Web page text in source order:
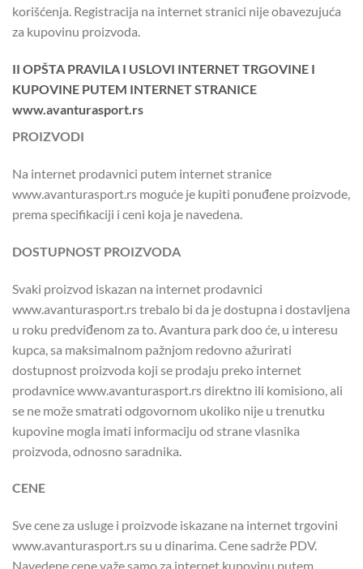
korišćenja. Registracija na internet stranici nije obavezujuća
za kupovinu proizvoda.
II OPŠTA PRAVILA I USLOVI INTERNET TRGOVINE I
KUPOVINE PUTEM INTERNET STRANICE
www.avanturasport.rs
PROIZVODI
Na internet prodavnici putem internet stranice
www.avanturasport.rs moguće je kupiti ponuđene proizvode,
prema specifikaciji i ceni koja je navedena.
DOSTUPNOST PROIZVODA
Svaki proizvod iskazan na internet prodavnici
www.avanturasport.rs trebalo bi da je dostupna i dostavljena
u roku predviđenom za to. Avantura park doo će, u interesu
kupca, sa maksimalnom pažnjom redovno ažurirati
dostupnost proizvoda koji se prodaju preko internet
prodavnice www.avanturasport.rs direktno ili komisiono, ali
se ne može smatrati odgovornom ukoliko nije u trenutku
kupovine mogla imati informaciju od strane vlasnika
proizvoda, odnosno saradnika.
CENE
Sve cene za usluge i proizvode iskazane na internet trgovini
www.avanturasport.rs su u dinarima. Cene sadrže PDV.
Navedene cene važe samo za internet kupovinu putem